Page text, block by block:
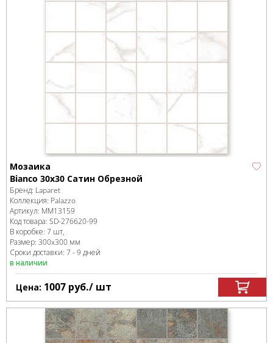
Мозаика
Bianco 30x30 Сатин Обрезной
Бренд: Laparet
Коллекция: Palazzo
Артикул: MM13159
Код товара: SD-276620-99
В коробке: 7 шт,
Размер: 300x300 мм
Сроки доставки: 7 - 9 дней
в наличии
Цена: 1007 руб./ шт